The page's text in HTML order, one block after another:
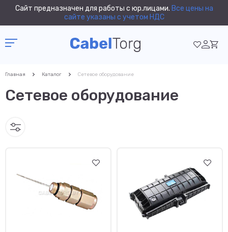
Сайт предназначен для работы с юр.лицами. Все цены на
сайте указаны с учетом НДС
Главная Каталог Сетевое оборудование
Сетевое оборудование